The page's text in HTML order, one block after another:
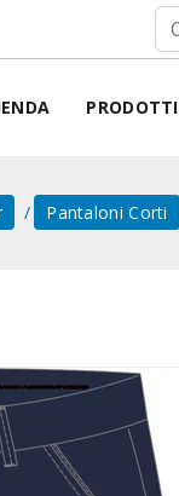
PRODOTTI
Pantaloni Corti